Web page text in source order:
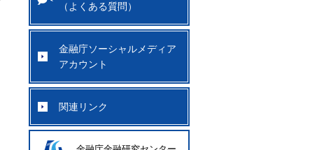
（よくある質問）
金融庁ソーシャルメディア
アカウント
関連リンク